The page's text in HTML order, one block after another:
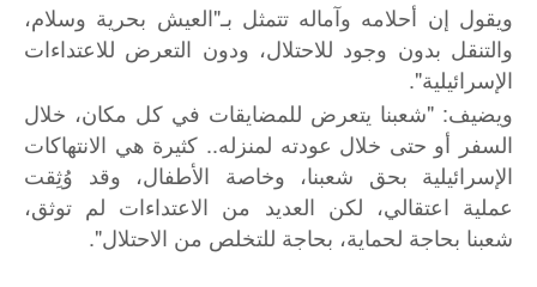
ويقول إن أحلامه وآماله تتمثل بـ"العيش بحرية وسلام،
والتنقل بدون وجود للاحتلال، ودون التعرض للاعتداءات
الإسرائيلية".
ويضيف: "شعبنا يتعرض للمضايقات في كل مكان، خلال
السفر أو حتى خلال عودته لمنزله.. كثيرة هي الانتهاكات
الإسرائيلية بحق شعبنا، وخاصة الأطفال، وقد وُثِقت
عملية اعتقالي، لكن العديد من الاعتداءات لم توثق،
شعبنا بحاجة لحماية، بحاجة للتخلص من الاحتلال".